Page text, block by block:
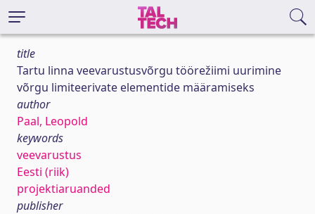
title
Tartu linna veevarustusvõrgu töörežiimi uurimine
võrgu limiteerivate elementide määramiseks
author
Paal, Leopold
keywords
veevarustus
Eesti (riik)
projektiaruanded
publisher